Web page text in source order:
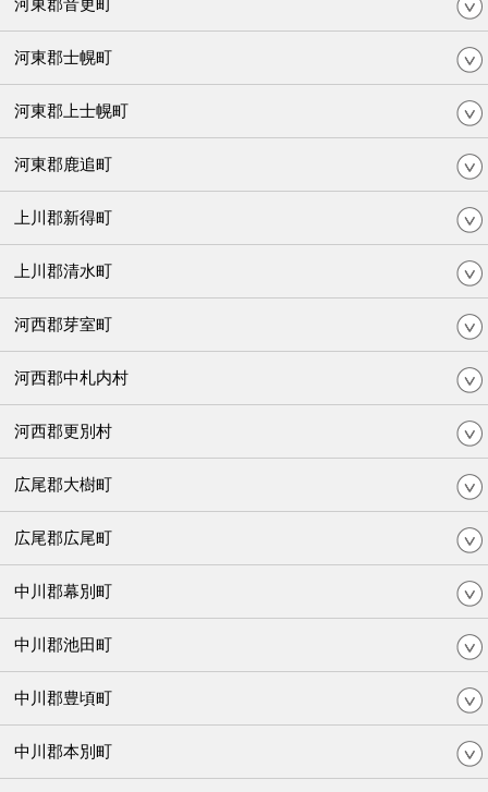
河東郡士幌町
河東郡上士幌町
河東郡鹿追町
上川郡新得町
上川郡清水町
河西郡芽室町
河西郡中札内村
河西郡更別村
広尾郡大樹町
広尾郡広尾町
中川郡幕別町
中川郡池田町
中川郡豊頃町
中川郡本別町